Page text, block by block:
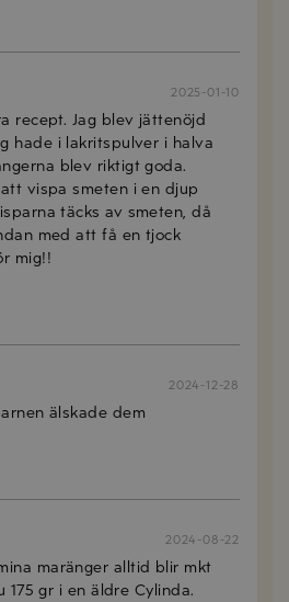
2025-01-10
recept. Jag blev jättenöjd
hade i lakritspulver i halva
blev riktigt goda.
vispa smeten i en djup
täcks av smeten, då
med att få en tjock
mig!!
2024-12-28
älskade dem
2024-08-22
maränger alltid blir mkt
175 gr i en äldre Cylinda.